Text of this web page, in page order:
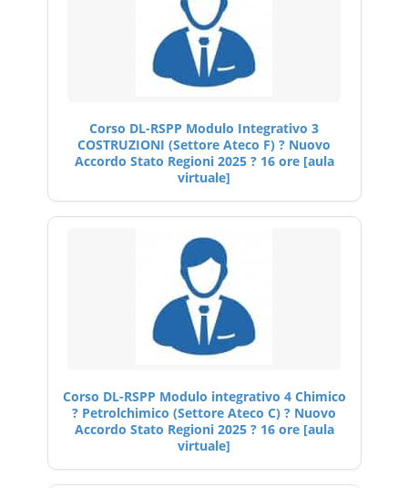
Corso DL-RSPP Modulo Integrativo 3
COSTRUZIONI (Settore Ateco F) ? Nuovo
Accordo Stato Regioni 2025 ? 16 ore [aula
virtuale]
Corso DL-RSPP Modulo integrativo 4 Chimico
? Petrolchimico (Settore Ateco C) ? Nuovo
Accordo Stato Regioni 2025 ? 16 ore [aula
virtuale]